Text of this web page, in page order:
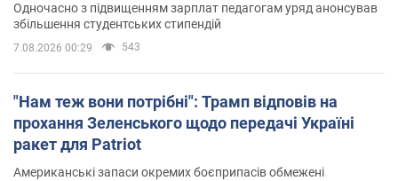
Одночасно з підвищенням зарплат педагогам уряд анонсував
збільшення студентських стипендій
7.08.2026 00:29 543
"Нам теж вони потрібні": Трамп відповів на
прохання Зеленського щодо передачі Україні
ракет для Patriot
Американські запаси окремих боєприпасів обмежені